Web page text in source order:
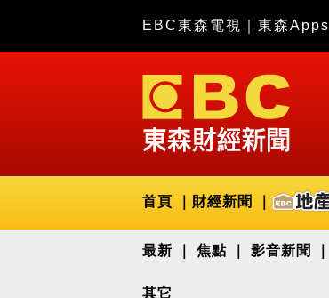
EBC東森電視 東森Apps
首頁 財經新聞
最新 焦點 影音新聞
其它